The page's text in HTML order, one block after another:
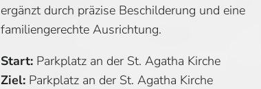
ergänzt durch präzise Beschilderung und eine
familiengerechte Ausrichtung.
Start:Parkplatz an der St. Agatha Kirche
Ziel:Parkplatz an der St. Agatha Kirche